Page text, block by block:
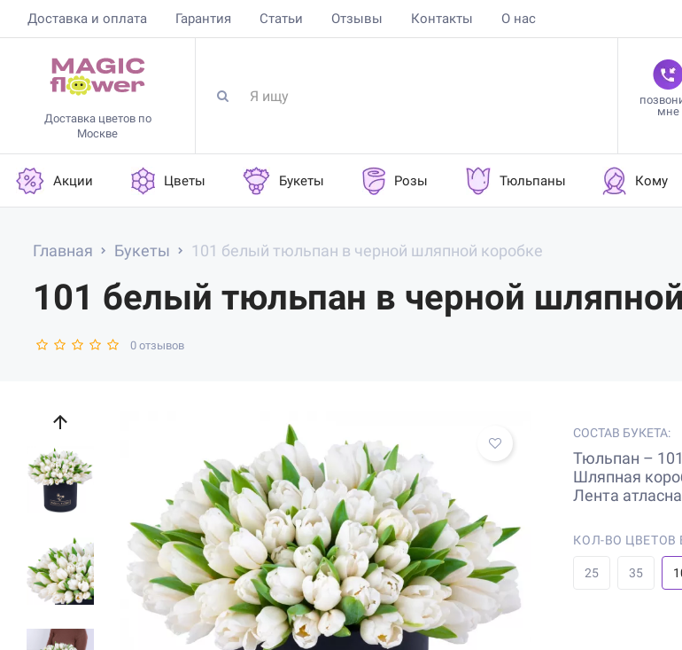
Доставка и оплата Гарантия Статьи Отзывы Контакты О нас
Доставка цветов по
Москве
мне
Акции Цветы Букеты Розы Тюльпаны Кому
Главная Букеты 101 белый тюльпан в черной шляпной коробке
101 белый тюльпан в черной
0 отзывов
СОСТАВ БУКЕТА:
Тюльпан –
Шляпная
Лента
КОЛ-ВО ЦВЕТОВ
25 35